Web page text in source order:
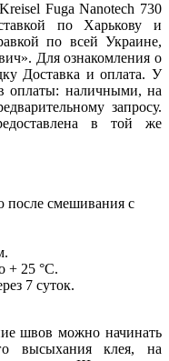
Fuga Nanotech 730
по Харькову и
по всей Украине,
Для ознакомления о
Доставка и оплата. У
оплаты: наличными, на
запросу.
в той же
после смешивания с
+ 25 °С.
7 суток.
швов можно начинать
высыхания клея, на